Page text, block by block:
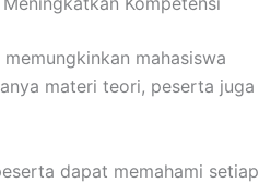
memungkinkan mahasiswa
materi teori, peserta juga
dapat memahami setiap